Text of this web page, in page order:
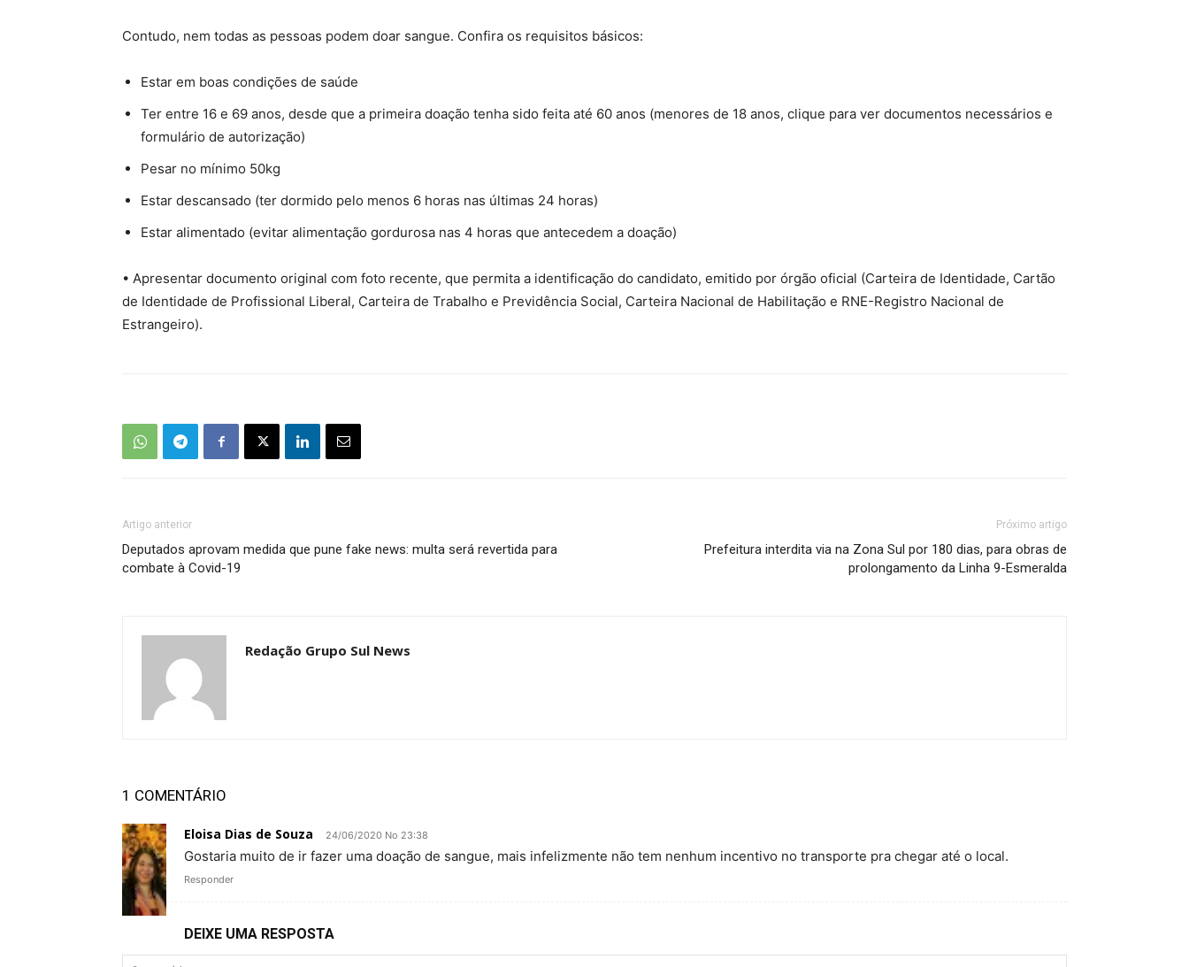
Contudo, nem todas as pessoas podem doar sangue. Confira os requisitos básicos:
Estar em boas condições de saúde
Ter entre 16 e 69 anos, desde que a primeira doação tenha sido feita até 60 anos (menores de 18 anos, clique para ver documentos necessários e
formulário de autorização)
Pesar no mínimo 50kg
Estar descansado (ter dormido pelo menos 6 horas nas últimas 24 horas)
Estar alimentado (evitar alimentação gordurosa nas 4 horas que antecedem a doação)
• Apresentar documento original com foto recente, que permita a identificação do candidato, emitido por órgão oficial (Carteira de Identidade, Cartão
de Identidade de Profissional Liberal, Carteira de Trabalho e Previdência Social, Carteira Nacional de Habilitação e RNE-Registro Nacional de
Estrangeiro).
Artigo anterior
Deputados aprovam medida que pune fake news: multa será revertida para
combate à Covid-19
Próximo artigo
Prefeitura interdita via na Zona Sul por 180 dias, para obras de
prolongamento da Linha 9-Esmeralda
Redação Grupo Sul News
1 COMENTÁRIO
Eloisa Dias de Souza 24/06/2020 No 23:38
Gostaria muito de ir fazer uma doação de sangue, mais infelizmente não tem nenhum incentivo no transporte pra chegar até o local.
Responder
DEIXE UMA RESPOSTA